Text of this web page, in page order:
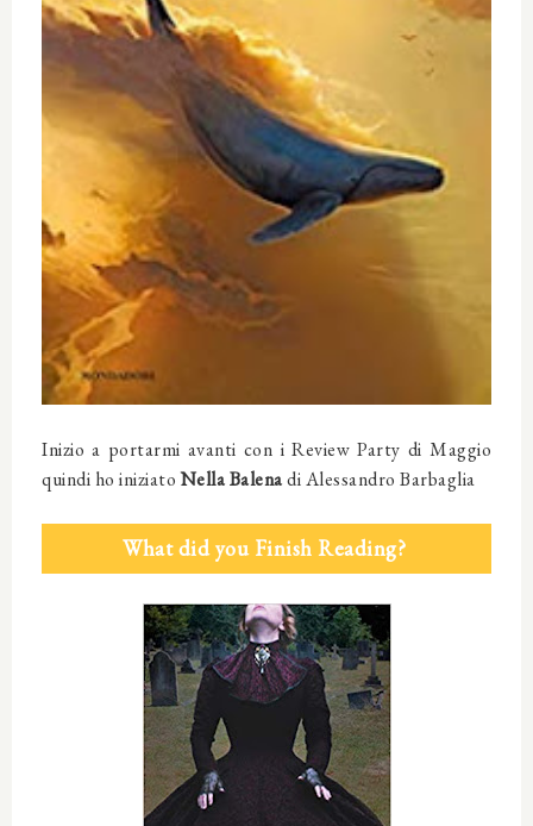
Inizio a portarmi avanti con i Review Party di Maggio
quindi ho iniziatoNella Balenadi Alessandro Barbaglia
What did you Finish Reading?